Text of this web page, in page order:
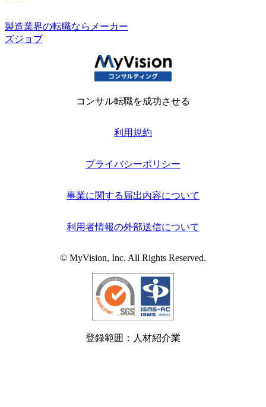
製造業界の転職ならメーカー
ズジョブ
コンサル転職を成功させる
利用規約
プライバシーポリシー
事業に関する届出内容について
利用者情報の外部送信について
© MyVision, Inc. All Rights Reserved.
登録範囲：人材紹介業